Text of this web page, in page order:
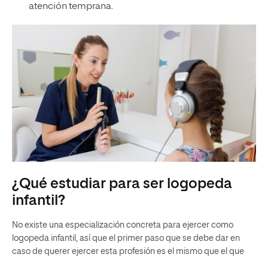
atención temprana.
¿Qué estudiar para ser logopeda
infantil?
No existe una especialización concreta para ejercer como
logopeda infantil, así que el primer paso que se debe dar en
caso de querer ejercer esta profesión es el mismo que el que